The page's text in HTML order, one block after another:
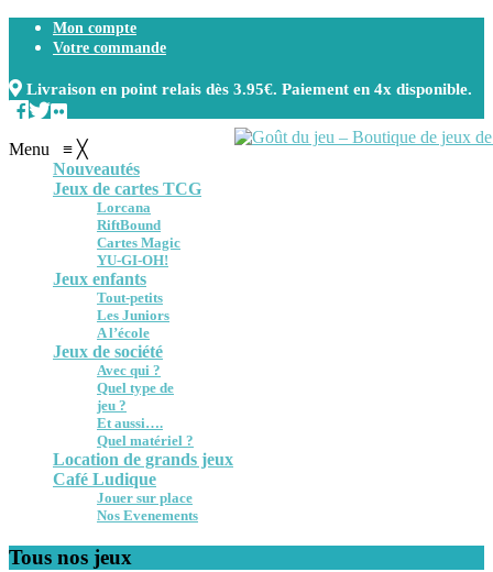
Mon compte
Votre commande
Livraison en point relais dès 3.95€. Paiement en 4x disponible.
Menu ≡ ╳
Nouveautés
Jeux de cartes TCG
Lorcana
RiftBound
Cartes Magic
YU-GI-OH!
Jeux enfants
Tout-petits
Les Juniors
A l’école
Jeux de société
Avec qui ?
Quel type de
jeu ?
Et aussi….
Quel matériel ?
Location de grands jeux
Café Ludique
Jouer sur place
Nos Evenements
Tous nos jeux